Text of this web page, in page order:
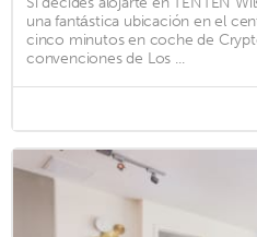
una fantástica ubicación en el
cinco minutos en coche de
convenciones de Los ...